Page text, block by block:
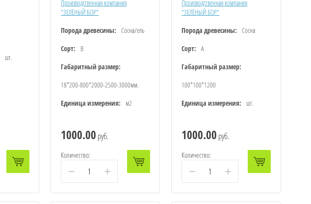
шт.
Производственная компания
"ЗЕЛЁНЫЙ БОР"
Порода древесины: Сосна/ель
Сорт:
В
Габаритный размер:
18*200-800*2000-2500-3000мм.
Единица измерения:
м2
1000.00 руб.
Количество:
− +
Производственная компания
"ЗЕЛЁНЫЙ БОР"
Порода древесины:
Сосна
Сорт:
А
Габаритный размер:
100*100*1200
Единица измерения:
шт.
1000.00 руб.
Количество:
− +